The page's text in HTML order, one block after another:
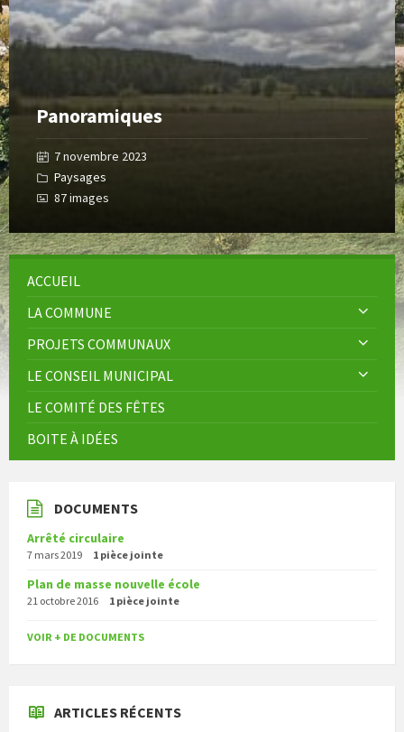
Panoramiques
7 novembre 2023
Paysages
87 images
ACCUEIL
LA COMMUNE
PROJETS COMMUNAUX
LE CONSEIL MUNICIPAL
LE COMITÉ DES FÊTES
BOITE À IDÉES
DOCUMENTS
Arrêté circulaire
7 mars 2019 1 pièce jointe
Plan de masse nouvelle école
21 octobre 2016 1 pièce jointe
VOIR + DE DOCUMENTS
ARTICLES RÉCENTS